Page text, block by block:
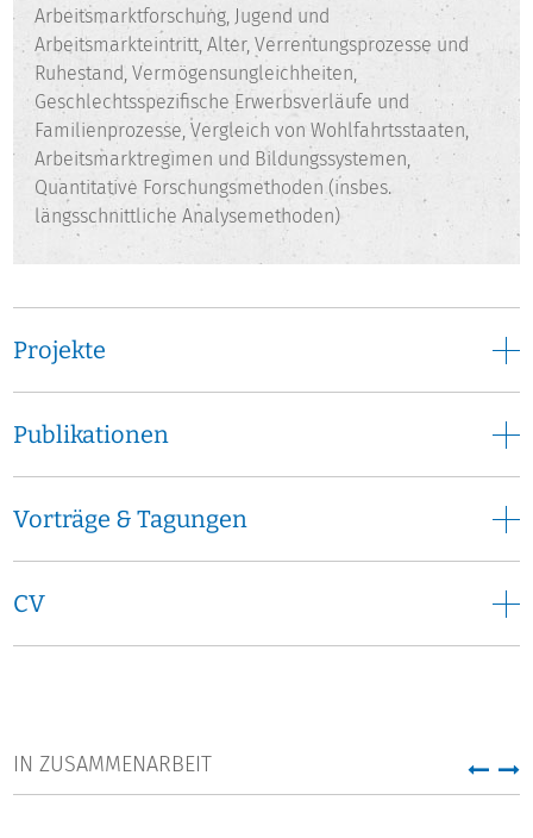
Arbeitsmarktforschung, Jugend und
Arbeitsmarkteintritt, Alter, Verrentungsprozesse und
Ruhestand, Vermögensungleichheiten,
Geschlechtsspezifische Erwerbsverläufe und
Familienprozesse, Vergleich von Wohlfahrtsstaaten,
Arbeitsmarktregimen und Bildungssystemen,
Quantitative Forschungsmethoden (insbes.
längsschnittliche Analysemethoden)
Projekte
Publikationen
Vorträge & Tagungen
CV
IN ZUSAMMENARBEIT